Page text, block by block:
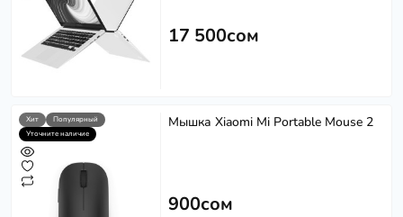
17 500сом
Хит
Популярный
Уточните наличие
Мышка Xiaomi Mi Portable Mouse 2
900сом